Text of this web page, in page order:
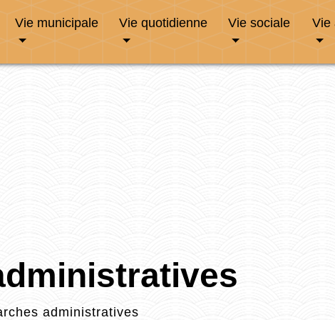
Vie municipale Vie quotidienne Vie sociale Vie
administratives